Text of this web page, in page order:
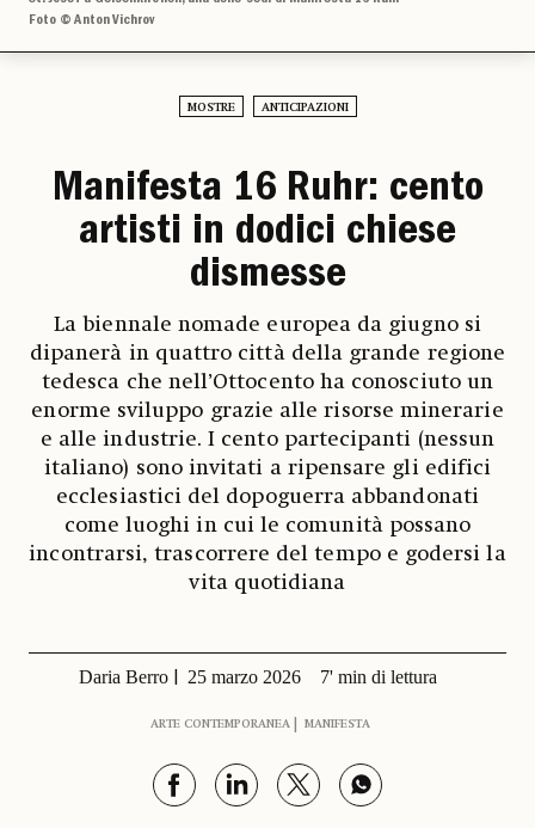
Foto © Anton Vichrov
MOSTRE ANTICIPAZIONI
Manifesta 16 Ruhr: cento
artisti in dodici chiese
dismesse
La biennale nomade europea da giugno si
dipanerà in quattro città della grande regione
tedesca che nell’Ottocento ha conosciuto un
enorme sviluppo grazie alle risorse minerarie
e alle industrie. I cento partecipanti (nessun
italiano) sono invitati a ripensare gli edifici
ecclesiastici del dopoguerra abbandonati
come luoghi in cui le comunità possano
incontrarsi, trascorrere del tempo e godersi la
vita quotidiana
Daria Berro 25 marzo 2026 7' min di lettura
ARTE CONTEMPORANEA MANIFESTA